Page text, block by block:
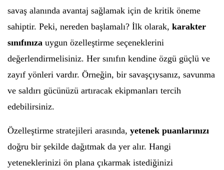
savaş alanında avantaj sağlamak için de kritik öneme
sahiptir. Peki, nereden başlamalı? İlk olarak, karakter
sınıfınıza uygun özelleştirme seçeneklerini
değerlendirmelisiniz. Her sınıfın kendine özgü güçlü ve
zayıf yönleri vardır. Örneğin, bir savaşçıysanız, savunma
ve saldırı gücünüzü artıracak ekipmanları tercih
edebilirsiniz.
Özelleştirme stratejileri arasında, yetenek puanlarınızı
doğru bir şekilde dağıtmak da yer alır. Hangi
yeteneklerinizi ön plana çıkarmak istediğinizi